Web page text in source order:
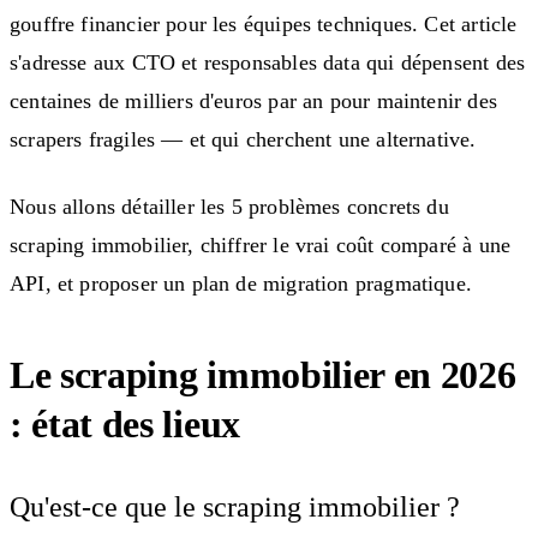
gouffre financier pour les équipes techniques. Cet article
s'adresse aux CTO et responsables data qui dépensent des
centaines de milliers d'euros par an pour maintenir des
scrapers fragiles — et qui cherchent une alternative.
Nous allons détailler les 5 problèmes concrets du
scraping immobilier, chiffrer le vrai coût comparé à une
API, et proposer un plan de migration pragmatique.
Le scraping immobilier en 2026
: état des lieux
Qu'est-ce que le scraping immobilier ?